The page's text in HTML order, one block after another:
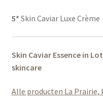
5* Skin Caviar Luxe Crème
Skin Caviar Essence in
skincare
Alle producten La